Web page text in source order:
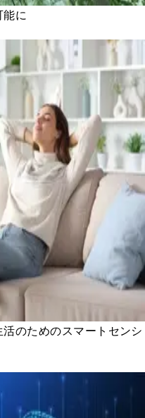
に
のためのスマートセンシ